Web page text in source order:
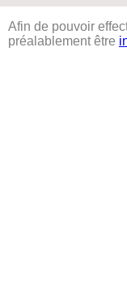
Afin de pouvoir
préalablement être